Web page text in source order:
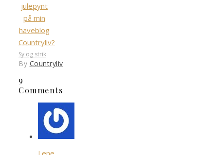
julepynt
på min
haveblog
Countryliv?
Sy og strik
By Countryliv
9
Comments
Lene